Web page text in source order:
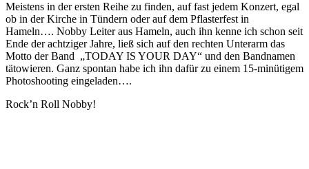
Meistens in der ersten Reihe zu finden, auf fast jedem Konzert, egal
ob in der Kirche in Tündern oder auf dem Pflasterfest in
Hameln…. Nobby Leiter aus Hameln, auch ihn kenne ich schon seit
Ende der achtziger Jahre, ließ sich auf den rechten Unterarm das
Motto der Band „TODAY IS YOUR DAY“ und den Bandnamen
tätowieren. Ganz spontan habe ich ihn dafür zu einem 15-minütigem
Photoshooting eingeladen….
Rock’n Roll Nobby!